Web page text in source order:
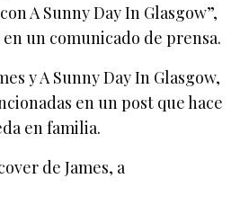
A Sunny Day In Glasgow”,
un comunicado de prensa.
y A Sunny Day In Glasgow,
en un post que hace
en familia.
de James, a